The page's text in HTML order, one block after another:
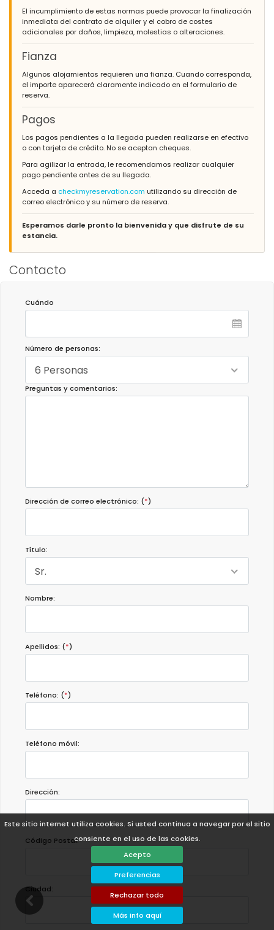
Este sitio internet utiliza cookies. Si usted continua a navegar por el sitio
consiente en el uso de las cookies.
Acepto
Preferencias
Rechazar todo
Más info aquí
El incumplimiento de estas normas puede provocar la finalización
inmediata del contrato de alquiler y el cobro de costes
adicionales por daños, limpieza, molestias o alteraciones.
Fianza
Algunos alojamientos requieren una fianza. Cuando corresponda,
el importe aparecerá claramente indicado en el formulario de
reserva.
Pagos
Los pagos pendientes a la llegada pueden realizarse en efectivo
o con tarjeta de crédito. No se aceptan cheques.
Para agilizar la entrada, le recomendamos realizar cualquier
pago pendiente antes de su llegada.
Acceda a checkmyreservation.com utilizando su dirección de
correo electrónico y su número de reserva.
Esperamos darle pronto la bienvenida y que disfrute de su
estancia.
Contacto
Cuándo
Número de personas:
6 Personas
Preguntas y comentarios:
Dirección de correo electrónico: (*)
Título:
Sr.
Nombre:
Apellidos: (*)
Teléfono: (*)
Teléfono móvil:
Dirección:
Código Postal:
Ciudad: